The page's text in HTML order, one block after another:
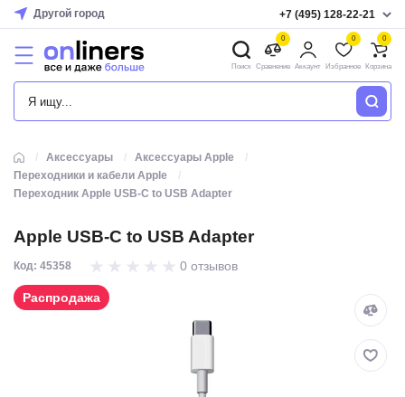
Другой город +7 (495) 128-22-21
КАТАЛОГ
Поиск
0
Сравнение Аккаунт
0
Избранное
0
Корзина
Аксессуары
Аксессуары Apple
Переходники и кабели Apple
Переходник Apple USB-C to USB Adapter
Apple USB-C to USB Adapter
Код: 45358 0 отзывов
Распродажа